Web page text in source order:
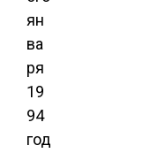
ян
ва
ря
19
94
год